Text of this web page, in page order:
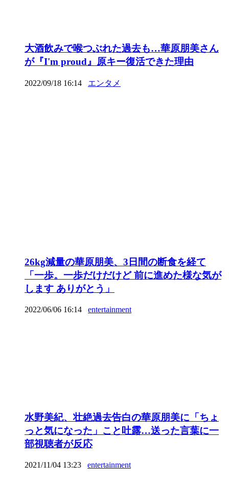
大酒飲みで喉つぶれた過去も…華原朋美さん
が『I'm proud』原キー復活できた理由
2022/09/18 16:14 エンタメ
26kg減量の華原朋美、3日間の断食を経て
「一歩。一歩だけだけど 前に進めた様な気が
します ありがとう」
2022/06/06 16:14 entertainment
水野美紀、壮絶過去告白の華原朋美に「ちょ
っと気になった」こと吐露…送った言葉に一
部視聴者が反応
2021/11/04 13:23 entertainment